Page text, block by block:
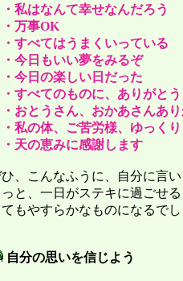
私はなんて幸せなんだろう
万事OK
すべてはうまくいっている
今日もいい夢をみるぞ
今日の楽しい日だった
すべてのものに、ありがとう
おとうさん、おかあさんあ
私の体、ご苦労様、ゆっく
天の恵みに感謝します
、こんなふうに、自分に言
っと、一日がステキに過ごせ
てもやすらかなものになるで
自分の思いを信じよう